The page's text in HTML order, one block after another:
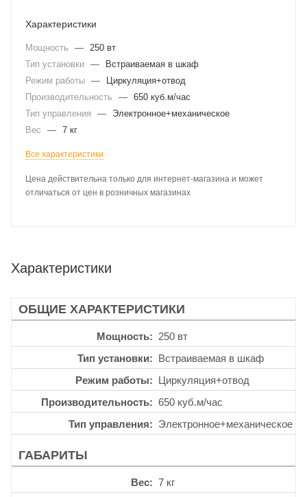
Характеристики
Мощность — 250 вт
Тип установки —
Встраиваемая в шкаф
Режим работы —
Циркуляция+отвод
Производительность
— 650 куб.м/час
Тип управления
—
Электронное+механическое
Вес
— 7 кг
Все характеристики
Цена действительна только для интернет-магазина и может
отличаться от цен в розничных магазинах
Характеристики
ОБЩИЕ ХАРАКТЕРИСТИКИ
Мощность
250 вт
Тип установки
Встраиваемая в шкаф
Режим работы
Циркуляция+отвод
Производительность
650 куб.м/час
Тип управления
Электронное+механическое
ГАБАРИТЫ
Вес
7 кг